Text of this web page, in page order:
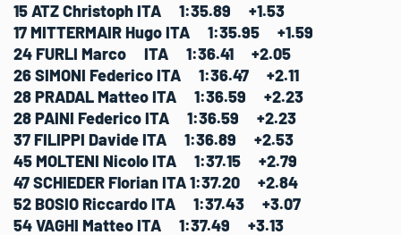
15 ATZ Christoph ITA 1:35.89 +1.53
17 MITTERMAIR Hugo ITA 1:35.95 +1.59
24 FURLI Marco ITA 1:36.41 +2.05
26 SIMONI Federico ITA 1:36.47 +2.11
28 PRADAL Matteo ITA 1:36.59 +2.23
28 PAINI Federico ITA 1:36.59 +2.23
37 FILIPPI Davide ITA 1:36.89 +2.53
45 MOLTENI Nicolo ITA 1:37.15 +2.79
47 SCHIEDER Florian ITA 1:37.20 +2.84
52 BOSIO Riccardo ITA 1:37.43 +3.07
54 VAGHI Matteo ITA 1:37.49 +3.13